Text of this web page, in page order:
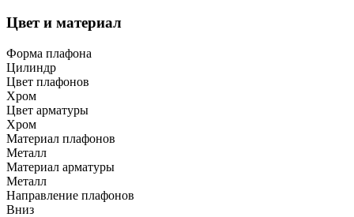
Цвет и материал
Форма плафона
Цилиндр
Цвет плафонов
Хром
Цвет арматуры
Хром
Материал плафонов
Металл
Материал арматуры
Металл
Направление плафонов
Вниз